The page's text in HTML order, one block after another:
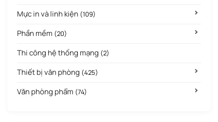
Mực in và linh kiện (109)
Phần mềm (20)
Thi công hệ thống mạng (2)
Thiết bị văn phòng (425)
Văn phòng phẩm (74)